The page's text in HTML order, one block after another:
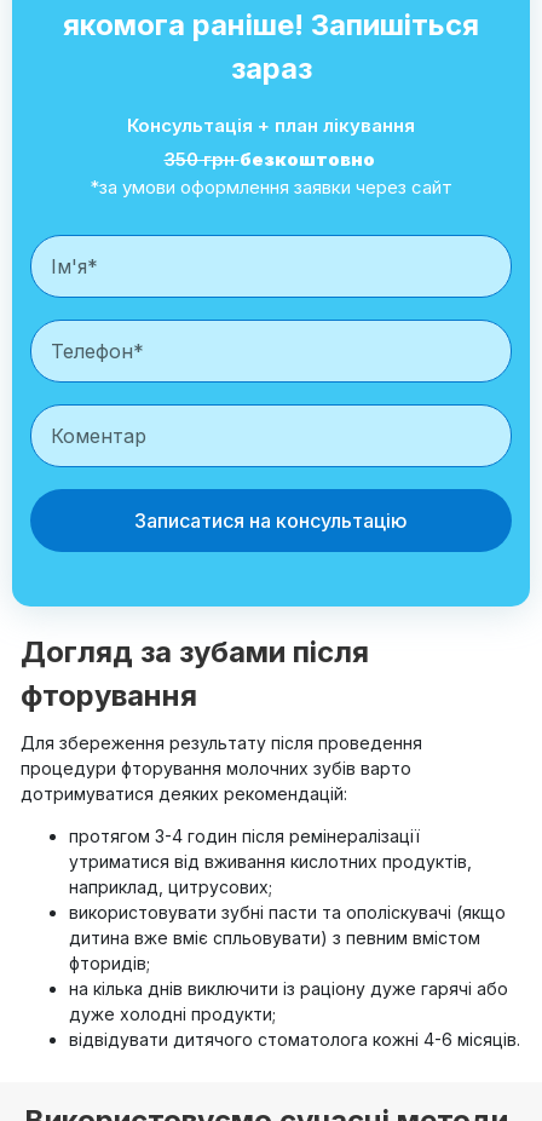
якомога раніше! Запишіться
зараз
Консультація + план лікування
350 грнбезкоштовно
*за умови оформлення заявки через сайт
Записатися на консультацію
Догляд за зубами після
фторування
Для збереження результату після проведення
процедури фторування молочних зубів варто
дотримуватися деяких рекомендацій:
протягом 3-4 годин після ремінералізації
утриматися від вживання кислотних продуктів,
наприклад, цитрусових;
використовувати зубні пасти та ополіскувачі (якщо
дитина вже вміє спльовувати) з певним вмістом
фторидів;
на кілька днів виключити із раціону дуже гарячі або
дуже холодні продукти;
відвідувати дитячого стоматолога кожні 4-6 місяців.